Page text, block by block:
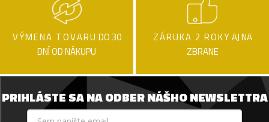
VÝMENA TOVARU DO 30
DNÍ OD NÁKUPU
ZÁRUKA 2 ROKY AJ NA
ZBRANE
PRIHLÁSTE SA NA ODBER NÁŠHO NEWSLETTRA